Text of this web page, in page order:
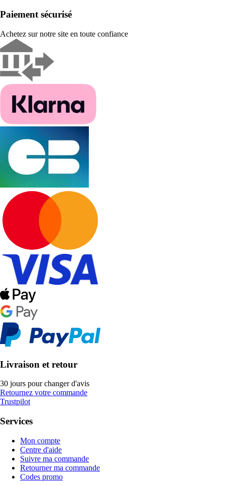
Paiement sécurisé
Achetez sur notre site en toute confiance
Livraison et retour
30 jours pour changer d'avis
Retournez votre commande
Trustpilot
Services
Mon compte
Centre d'aide
Suivre ma commande
Retourner ma commande
Codes promo